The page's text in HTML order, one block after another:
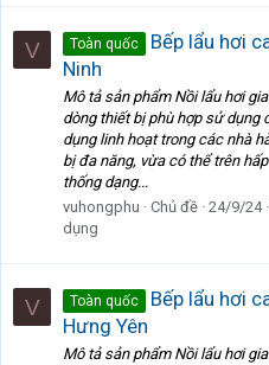
V Toàn quốc
Bếp lẩu hơi
Ninh
Mô tả sản phẩm Nồi lẩu hơi
dòng thiết bị phù hợp sử dụng
dụng linh hoạt trong các nhà
bị đa năng, vừa có thể trên
thống dạng...
vuhongphu
Chủ đề 24/9/24
dụng
V Toàn quốc
Bếp lẩu hơi
Hưng Yên
Mô tả sản phẩm Nồi lẩu hơi